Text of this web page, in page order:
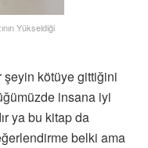
Yükseldiği
kötüye gittiğini
insana iyi
ya bu kitap da
belki ama